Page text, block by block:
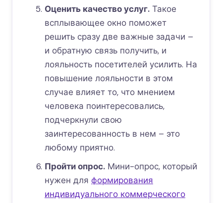
Оценить качество услуг.Такое
всплывающее окно поможет
решить сразу две важные задачи –
и обратную связь получить, и
лояльность посетителей усилить. На
повышение лояльности в этом
случае влияет то, что мнением
человека поинтересовались,
подчеркнули свою
заинтересованность в нем – это
любому приятно.
Пройти опрос.Мини-опрос, который
нужен для формирования
индивидуального коммерческого